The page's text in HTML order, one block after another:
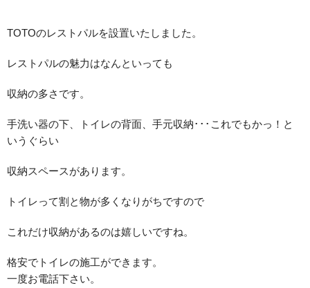
TOTOのレストパルを設置いたしました。
レストパルの魅力はなんといっても
収納の多さです。
手洗い器の下、トイレの背面、手元収納･･･これでもかっ！と
いうぐらい
収納スペースがあります。
トイレって割と物が多くなりがちですので
これだけ収納があるのは嬉しいですね。
格安でトイレの施工ができます。
一度お電話下さい。